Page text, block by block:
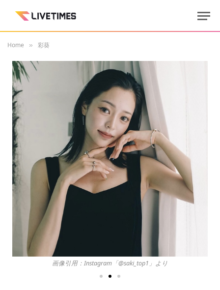
Home » 彩葵
画像引用：Instagram「@saki_top1」より